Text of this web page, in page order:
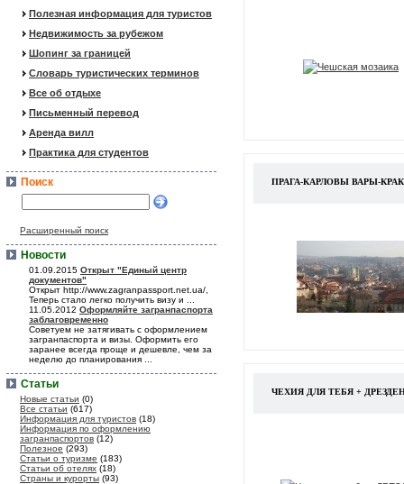
Полезная информация для туристов
Недвижимость за рубежом
Шопинг за границей
Словарь туристических терминов
Все об отдыхе
Письменный перевод
Аренда вилл
Практика для студентов
Поиск
Расширенный поиск
Новости
01.09.2015 Открыт "Единый центр
документов"
Открыт http://www.zagranpassport.net.ua/,
Теперь стало легко получить визу и ...
11.05.2012 Оформляйте загранпаспорта
заблаговременно
Советуем не затягивать с оформлением
загранпаспорта и визы. Оформить его
заранее всегда проще и дешевле, чем за
неделю до планирования ...
Статьи
Новые статьи (0)
Все статьи (617)
Информация для туристов (18)
Информация по оформлению
загранпаспортов (12)
Полезное (293)
Статьи о туризме (183)
Статьи об отелях (18)
Страны и курорты (93)
ПРАГА-КАРЛОВЫ ВАРЫ-
ЧЕХИЯ ДЛЯ ТЕБЯ +